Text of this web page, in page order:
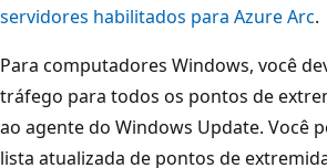
servidores habilitados para Azure Arc.
Para computadores Windows, você
tráfego para todos os pontos de
ao agente do Windows Update. Você
lista atualizada de pontos de